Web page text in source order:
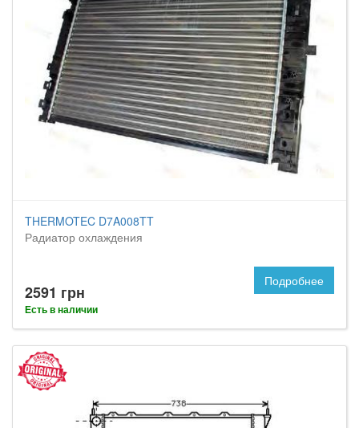
THERMOTEC D7A008TT
Радиатор охлаждения
2591 грн
Есть в наличии
Подробнее